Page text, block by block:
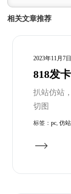
相关文章推荐
2023年11月7日
818发
扒站仿站
切图
标签： pc, 仿站